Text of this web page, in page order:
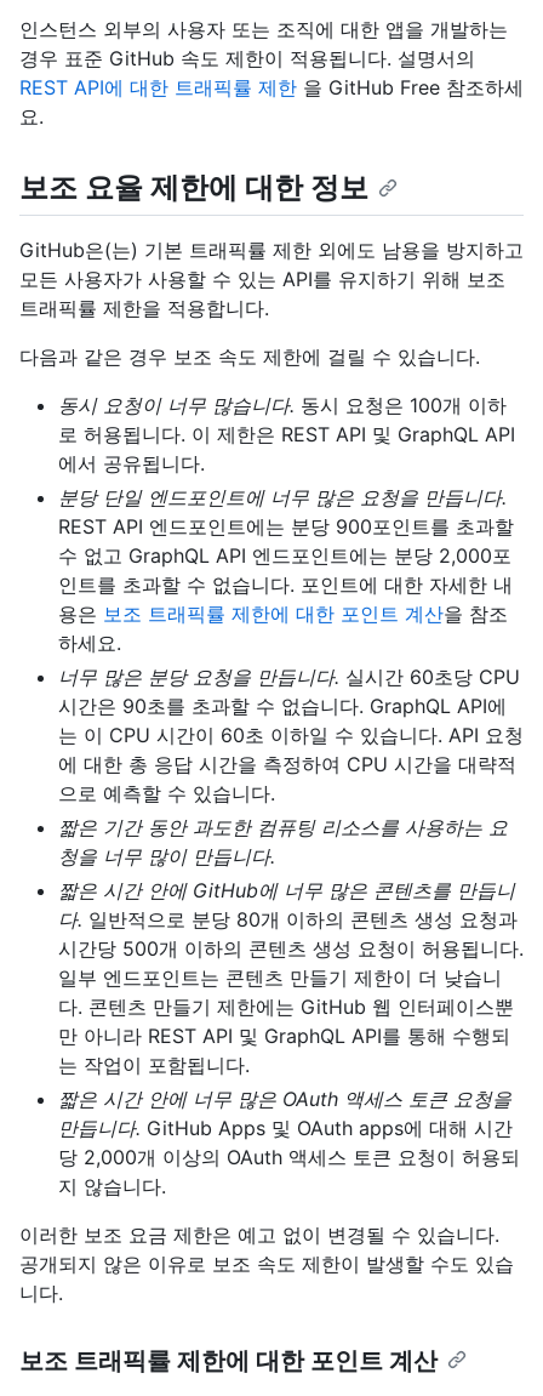
인스턴스 외부의 사용자 또는 조직에 대한 앱을 개발하는
경우 표준 GitHub 속도 제한이 적용됩니다. 설명서의
REST API에 대한 트래픽률 제한 을 GitHub Free 참조하세
요.
보조 요율 제한에 대한 정보
GitHub은(는) 기본 트래픽률 제한 외에도 남용을 방지하고
모든 사용자가 사용할 수 있는 API를 유지하기 위해 보조
트래픽률 제한을 적용합니다.
다음과 같은 경우 보조 속도 제한에 걸릴 수 있습니다.
동시 요청이 너무 많습니다. 동시 요청은 100개 이하
로 허용됩니다. 이 제한은 REST API 및 GraphQL API
에서 공유됩니다.
분당 단일 엔드포인트에 너무 많은 요청을 만듭니다.
REST API 엔드포인트에는 분당 900포인트를 초과할
수 없고 GraphQL API 엔드포인트에는 분당 2,000포
인트를 초과할 수 없습니다. 포인트에 대한 자세한 내
용은 보조 트래픽률 제한에 대한 포인트 계산을 참조
하세요.
너무 많은 분당 요청을 만듭니다. 실시간 60초당 CPU
시간은 90초를 초과할 수 없습니다. GraphQL API에
는 이 CPU 시간이 60초 이하일 수 있습니다. API 요청
에 대한 총 응답 시간을 측정하여 CPU 시간을 대략적
으로 예측할 수 있습니다.
짧은 기간 동안 과도한 컴퓨팅 리소스를 사용하는 요
청을 너무 많이 만듭니다.
짧은 시간 안에 GitHub에 너무 많은 콘텐츠를 만듭니
다. 일반적으로 분당 80개 이하의 콘텐츠 생성 요청과
시간당 500개 이하의 콘텐츠 생성 요청이 허용됩니다.
일부 엔드포인트는 콘텐츠 만들기 제한이 더 낮습니
다. 콘텐츠 만들기 제한에는 GitHub 웹 인터페이스뿐
만 아니라 REST API 및 GraphQL API를 통해 수행되
는 작업이 포함됩니다.
짧은 시간 안에 너무 많은 OAuth 액세스 토큰 요청을
만듭니다. GitHub Apps 및 OAuth apps에 대해 시간
당 2,000개 이상의 OAuth 액세스 토큰 요청이 허용되
지 않습니다.
이러한 보조 요금 제한은 예고 없이 변경될 수 있습니다.
공개되지 않은 이유로 보조 속도 제한이 발생할 수도 있습
니다.
보조 트래픽률 제한에 대한 포인트 계산